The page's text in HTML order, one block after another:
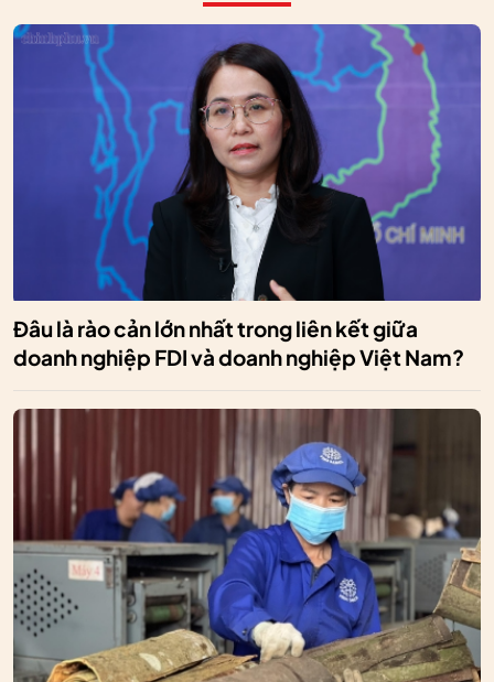
Đâu là rào cản lớn nhất trong liên kết giữa
doanh nghiệp FDI và doanh nghiệp Việt Nam?